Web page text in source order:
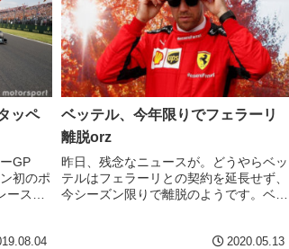
ッペ
GP
初のポ
ース優
です。
ベッテル、今年限りでフェラーリ
離脱orz
昨日、残念なニュースが。どうやらベッ
テルはフェラーリとの契約を延長せず、
今シーズン限りで離脱のようです。ベッ
すが、残念ながらベッテルの５年間は、
2020.05.13